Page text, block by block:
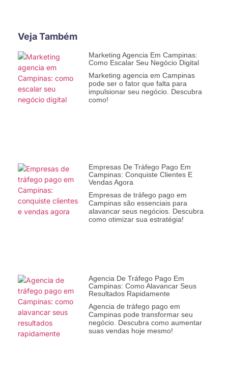
Veja Também
Marketing Agencia Em Campinas:
Como Escalar Seu Negócio Digital
Marketing agencia em Campinas
pode ser o fator que falta para
impulsionar seu negócio. Descubra
como!
Empresas De Tráfego Pago Em
Campinas: Conquiste Clientes E
Vendas Agora
Empresas de tráfego pago em
Campinas são essenciais para
alavancar seus negócios. Descubra
como otimizar sua estratégia!
Agencia De Tráfego Pago Em
Campinas: Como Alavancar Seus
Resultados Rapidamente
Agencia de tráfego pago em
Campinas pode transformar seu
negócio. Descubra como aumentar
suas vendas hoje mesmo!